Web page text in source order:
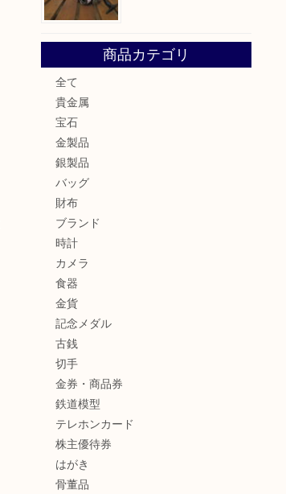
商品カテゴリ
全て
貴金属
宝石
金製品
銀製品
バッグ
財布
ブランド
時計
カメラ
食器
金貨
記念メダル
古銭
切手
金券・商品券
鉄道模型
テレホンカード
株主優待券
はがき
骨董品